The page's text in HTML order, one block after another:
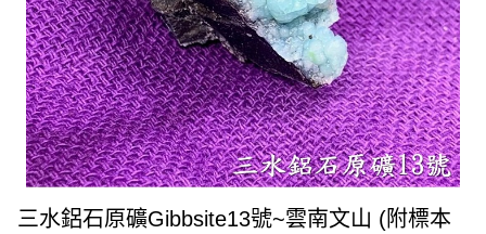
三水鋁石原礦Gibbsite13號~雲南文山 (附標本